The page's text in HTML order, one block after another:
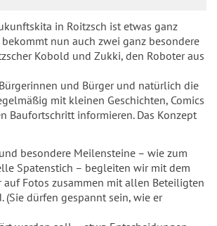
in Roitzsch ist etwas ganz
nun auch zwei ganz besondere
Kobold und Zukki, den Roboter aus
und Bürger und natürlich die
mit kleinen Geschichten, Comics
Baufortschritt informieren. Das Konzept
besondere Meilensteine – wie zum
Spatenstich – begleiten wir mit dem
auf Fotos zusammen mit allen Beteiligten
(Sie dürfen gespannt sein, wie er